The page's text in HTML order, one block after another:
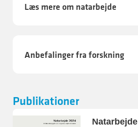
Læs mere om natarbejde
Anbefalinger fra forskning
Publikationer
Natarbejde